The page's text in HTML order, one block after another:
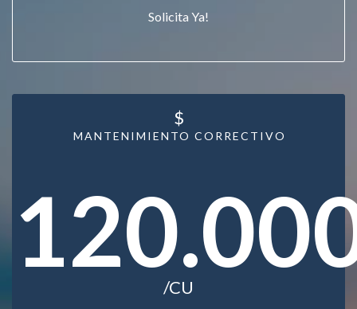
Solicita Ya!
MANTENIMIENTO CORRECTIVO
$
/CU